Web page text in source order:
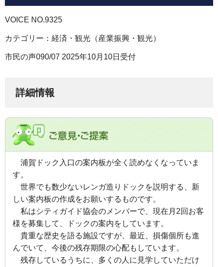
VOICE NO.9325
カテゴリー：経済・観光（産業振興・観光）
市民の声090/07 2025年10月10日受付
詳細情報
浦賀ドック入口の案内板が全く読めなくなっていま
す。
世界でも数少ないレンガ造りドックを説明する、新
しい案内板の作成をお願いするものです。
私はシティガイド協会のメンバーで、現在月2回お客
様を募集して、ドックの案内をしています。
貴重な歴史を語る施設ですが、 最近、損傷個所も進
んでいて、今後の残存期限の心配もしています。
残存しているうちに、多くの人に見学していただけ